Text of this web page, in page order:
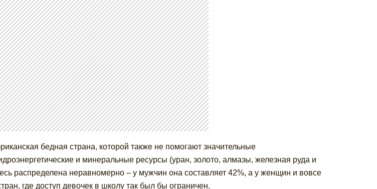
бедная страна, которой также не помогают значительные
и минеральные ресурсы (уран, золото, алмазы, железная руда и
распределена неравномерно – у мужчин она составляет 42%, а у женщин и вовсе
где доступ девочек в школу так был бы ограничен.